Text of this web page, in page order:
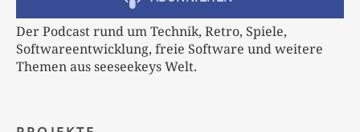
Der Podcast rund um Technik, Retro, Spiele,
Softwareentwicklung, freie Software und weitere
Themen aus seeseekeys Welt.